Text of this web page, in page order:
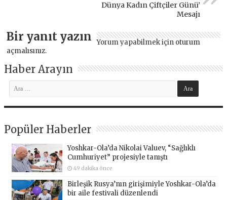
Dünya Kadın Çiftçiler Günü’
Mesajı
Bir yanıt yazın Yorum yapabilmek için oturum
açmalısınız.
Haber Arayın
Popüler Haberler
Yoshkar-Ola’da Nikolai Valuev, “Sağlıklı
Cumhuriyet” projesiyle tanıştı
49 dakika önce
Birleşik Rusya’nın girişimiyle Yoshkar-Ola’da
bir aile festivali düzenlendi